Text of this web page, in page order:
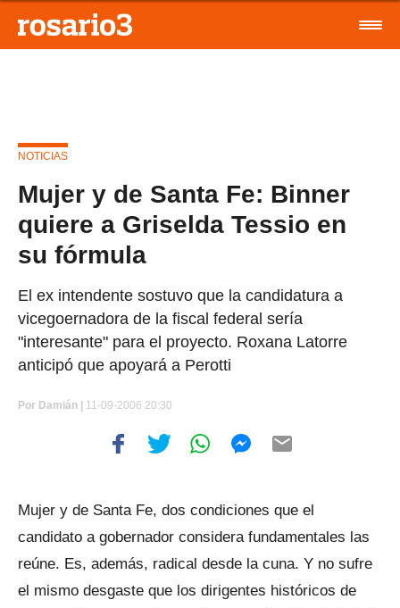
NOTICIAS
Mujer y de Santa Fe: Binner
quiere a Griselda Tessio en
su fórmula
El ex intendente sostuvo que la candidatura a
vicegoernadora de la fiscal federal sería
"interesante" para el proyecto. Roxana Latorre
anticipó que apoyará a Perotti
Por Damián | 11-09-2006 20:30
Mujer y de Santa Fe, dos condiciones que el
candidato a gobernador considera fundamentales las
reúne. Es, además, radical desde la cuna. Y no sufre
el mismo desgaste que los dirigentes históricos de